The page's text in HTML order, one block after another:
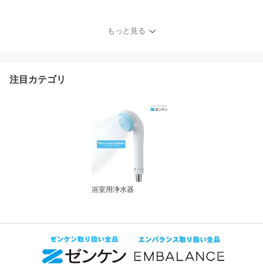
ジゼンケン正規取扱店他
店には負けません！【送
もっと見る
注目カテゴリ
浴室用浄水器